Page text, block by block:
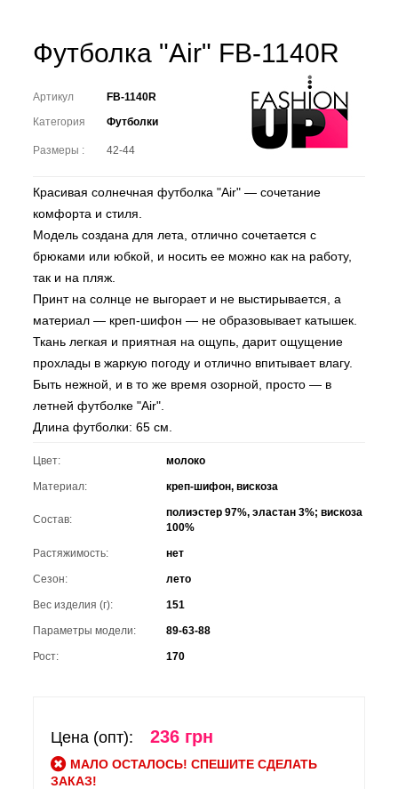
Футболка "Air" FB-1140R
Артикул
FB-1140R
Категория
Футболки
Размеры : 42-44
Красивая солнечная футболка "Air" — сочетание
комфорта и стиля.
Модель создана для лета, отлично сочетается с
брюками или юбкой, и носить ее можно как на работу,
так и на пляж.
Принт на солнце не выгорает и не выстирывается, а
материал — креп-шифон — не образовывает катышек.
Ткань легкая и приятная на ощупь, дарит ощущение
прохлады в жаркую погоду и отлично впитывает влагу.
Быть нежной, и в то же время озорной, просто — в
летней футболке "Air".
Длина футболки: 65 см.
Цвет: молоко
Материал: креп-шифон, вискоза
Состав:
полиэстер 97%, эластан 3%; вискоза
100%
Растяжимость: нет
Сезон: лето
Вес изделия (г): 151
Параметры модели: 89-63-88
Рост: 170
Цена (опт): 236 грн
МАЛО ОСТАЛОСЬ! СПЕШИТЕ СДЕЛАТЬ
ЗАКАЗ!